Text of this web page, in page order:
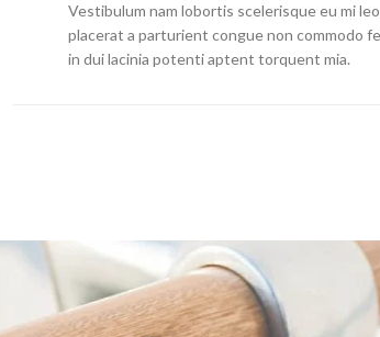
Vestibulum nam lobortis scelerisque eu mi
placerat a parturient congue non commodo
in dui lacinia potenti aptent torquent mia.